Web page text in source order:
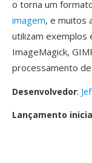
o torna um
imagem, e muitos
utilizam exemplos
ImageMagick,
processamento
Desenvolvedor:
Lançamento